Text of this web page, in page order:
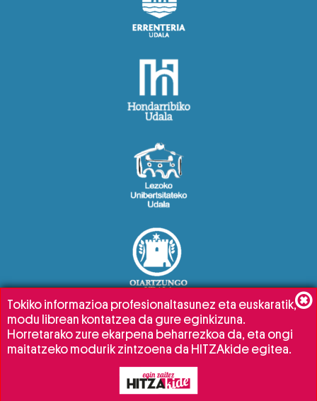
Tokiko informazioa profesionaltasunez eta euskaratik,
modu librean kontatzea da gure eginkizuna.
Horretarako zure ekarpena beharrezkoa da, eta ongi
maitatzeko modurik zintzoena da HITZAkide egitea.